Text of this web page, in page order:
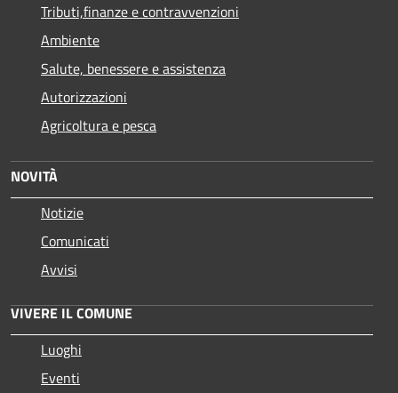
Tributi,finanze e contravvenzioni
Ambiente
Salute, benessere e assistenza
Autorizzazioni
Agricoltura e pesca
NOVITÀ
Notizie
Comunicati
Avvisi
VIVERE IL COMUNE
Luoghi
Eventi